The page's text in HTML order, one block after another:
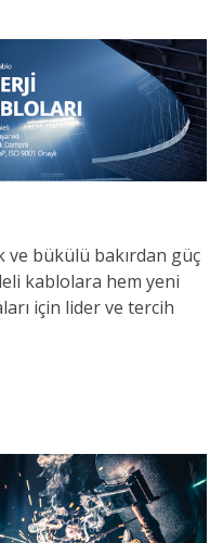
ve bükülü bakırdan güç
kablolara hem yeni
için lider ve tercih